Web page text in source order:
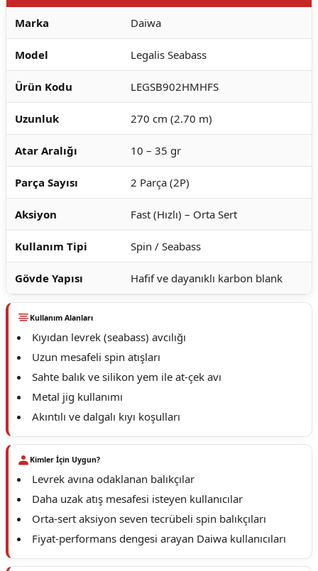
Marka Daiwa
Model Legalis Seabass
Ürün Kodu LEGSB902HMHFS
Uzunluk 270 cm (2.70 m)
Atar Aralığı 10 – 35 gr
Parça Sayısı 2 Parça (2P)
Aksiyon Fast (Hızlı) – Orta Sert
Kullanım Tipi Spin / Seabass
Gövde Yapısı Hafif ve dayanıklı karbon blank
Kullanım Alanları
Kıyıdan levrek (seabass) avcılığı
Uzun mesafeli spin atışları
Sahte balık ve silikon yem ile at-çek avı
Metal jig kullanımı
Akıntılı ve dalgalı kıyı koşulları
Kimler İçin Uygun?
Levrek avına odaklanan balıkçılar
Daha uzak atış mesafesi isteyen kullanıcılar
Orta-sert aksiyon seven tecrübeli spin balıkçıları
Fiyat-performans dengesi arayan Daiwa kullanıcıları